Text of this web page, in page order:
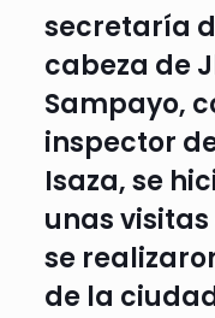
secretaría
cabeza de
Sampayo,
inspector
Isaza, se
unas
se
de la